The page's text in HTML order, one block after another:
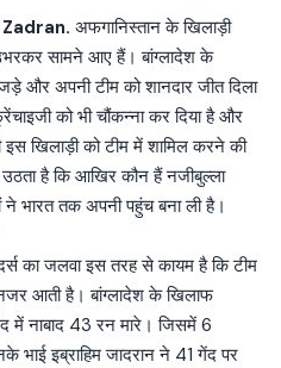
अफगानिस्तान के खिलाड़ी
सामने आए हैं। बांग्लादेश के
और अपनी टीम को शानदार जीत दिला
को भी चौंकन्ना कर दिया है और
खिलाड़ी को टीम में शामिल करने की
है कि आखिर कौन हैं नजीबुल्ला
भारत तक अपनी पहुंच बना ली है।
का जलवा इस तरह से कायम है कि टीम
नजर आती है। बांग्लादेश के खिलाफ
में नाबाद 43 रन मारे। जिसमें 6
भाई इब्राहिम जादरान ने 41 गेंद पर